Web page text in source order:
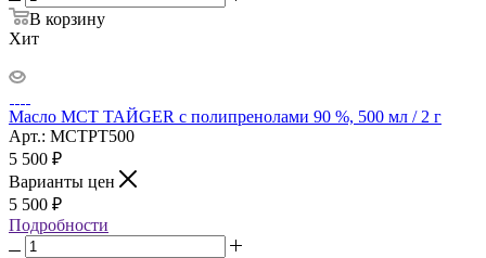
В корзину
Хит
Масло МСТ ТАЙGER с полипренолами 90 %, 500 мл / 2 г
Арт.: MCTPT500
5 500 ₽
Варианты цен
5 500 ₽
Подробности